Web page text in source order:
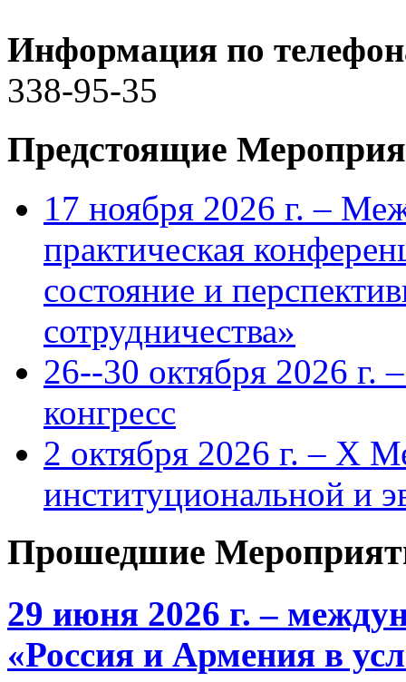
Информация по
338-95-35
Предстоящие
17 ноября 2026 г. –
практическая
состояние и
сотрудничества»
26--30 октября 2026 г.
конгресс
2 октября 2026 г. – X
институциональной и
Прошедшие
29 июня 2026 г. –
«Россия и Армения в